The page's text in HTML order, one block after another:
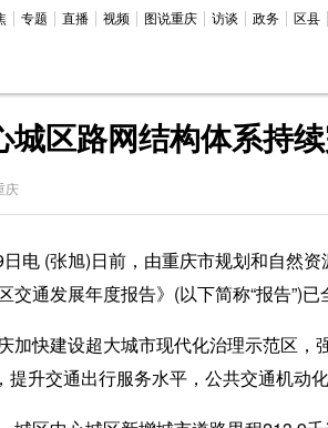
专题 直播 视频 图说重庆 访谈 政务 区县
城区路网结构体系持
庆
(张旭)日前，由重庆市规划和自然资
交通发展年度报告》(以下简称“报告”)
快建设超大城市现代化治理示范区，
升交通出行服务水平，公共交通机动